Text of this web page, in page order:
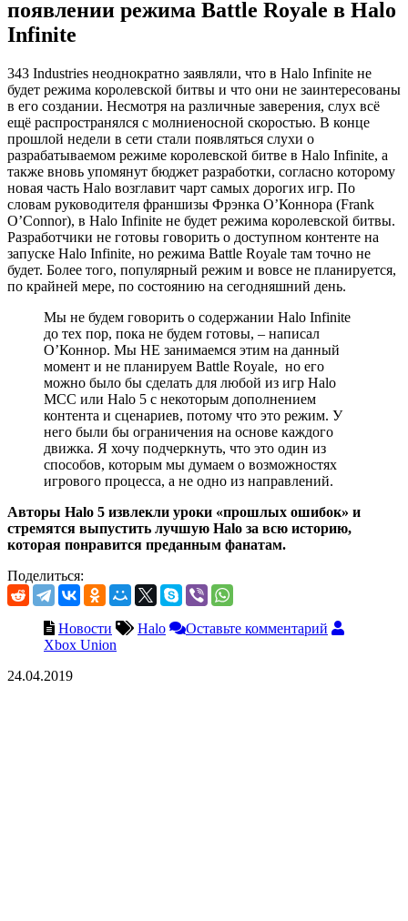
появлении режима Battle Royale в Halo
Infinite
343 Industries неоднократно заявляли, что в Halo Infinite не
будет режима королевской битвы и что они не заинтересованы
в его создании. Несмотря на различные заверения, слух всё
ещё распространялся с молниеносной скоростью. В конце
прошлой недели в сети стали появляться слухи о
разрабатываемом режиме королевской битве в Halo Infinite, а
также вновь упомянут бюджет разработки, согласно которому
новая часть Halo возглавит чарт самых дорогих игр. По
словам руководителя франшизы Фрэнка О’Коннора (Frank
O’Connor), в Halo Infinite не будет режима королевской битвы.
Разработчики не готовы говорить о доступном контенте на
запуске Halo Infinite, но режима Battle Royale там точно не
будет. Более того, популярный режим и вовсе не планируется,
по крайней мере, по состоянию на сегодняшний день.
Мы не будем говорить о содержании Halo Infinite
до тех пор, пока не будем готовы, – написал
О’Коннор. Мы НЕ занимаемся этим на данный
момент и не планируем Battle Royale, но его
можно было бы сделать для любой из игр Halo
MCC или Halo 5 с некоторым дополнением
контента и сценариев, потому что это режим. У
него были бы ограничения на основе каждого
движка. Я хочу подчеркнуть, что это один из
способов, которым мы думаем о возможностях
игрового процесса, а не одно из направлений.
Авторы Halo 5 извлекли уроки «прошлых ошибок» и
стремятся выпустить лучшую Halo за всю историю,
которая понравится преданным фанатам.
Поделиться:
Новости Halo
Оставьте комментарий
Xbox Union
24.04.2019